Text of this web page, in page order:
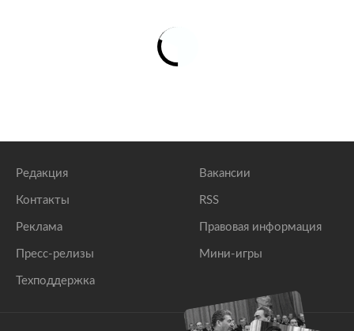
Редакция
Контакты
Реклама
Пресс-релизы
Техподдержка
Вакансии
RSS
Правовая информация
Мини-игры